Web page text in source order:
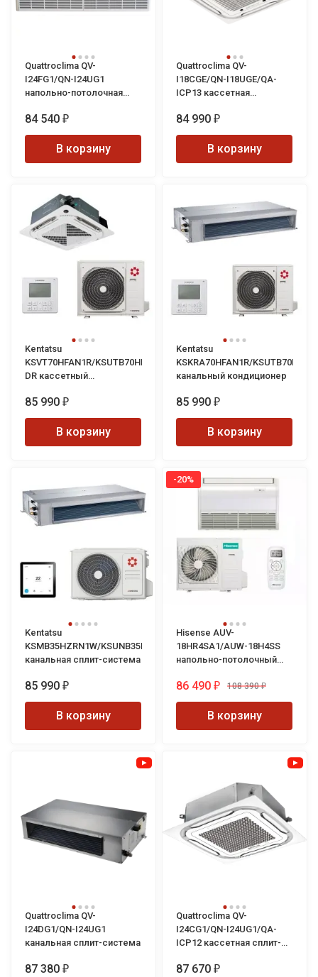
Quattroclima QV-
I24FG1/QN-I24UG1
напольно-потолочная
84 540 ₽
В корзину
Quattroclima QV-
I18CGE/QN-I18UGE/QA-
ICP13 кассетная
система
84 990 ₽
В корзину
Kentatsu
KSVT70HFAN1R/KSUTB70HFAN1L/KPU95-
DR кассетный
85 990 ₽
В корзину
Kentatsu
KSKRA70HFAN1R/
канальный кондиционер
85 990 ₽
В корзину
Kentatsu
KSMB35HZRN1W/KSUNB35HZRN1
канальная сплит-система
85 990 ₽
В корзину
-20%
Hisense AUV-
18HR4SA1/AUW-18H4SS
напольно-потолочный
86 490 ₽ 108 390 ₽
В корзину
Quattroclima QV-
I24DG1/QN-I24UG1
канальная сплит-система
87 380 ₽
Quattroclima QV-
I24CG1/QN-I24UG1/QA-
ICP12 кассетная сплит-
87 670 ₽